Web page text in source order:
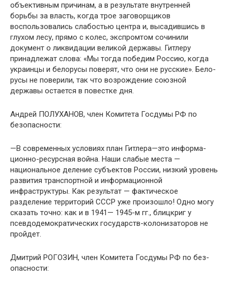
объективным причинам, а в результате внутренней
борьбы за власть, ког­да трое заговорщиков
воспользовались слабостью центра и, высадившись в
глухом лесу, прямо с колес, экспромтом сочинили
документ о ликвидации великой державы. Гитле­ру
принадлежат слова: «Мы тогда победим Россию, когда
украинцы и белорусы поверят, что они не русские». Бело­
русы не поверили, так что возрождение союзной
державы остается в повестке дня.
Андрей ПОЛУХАНОВ, член Комитета Госдумы РФ по
безопасности:
—В современных условиях план Гитлера—это информа­
ционно-ресурсная война. Наши слабые места —
националь­ное деление субъектов России, низкий уровень
развития транспортной и информационной
инфраструктуры. Как результат — фактическое
разделение территорий СССР уже произошло! Одно могу
сказать точно: как и в 1941— 1945-м гг., блицкриг у
псевдодемократических государств-колонизаторов не
пройдет.
Дмитрий РОГОЗИН, член Комитета Госдумы РФ по без­
опасности: